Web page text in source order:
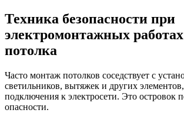
Техника безопасности при
электромонтажных работах
потолка
Часто монтаж потолков соседствует с
светильников, вытяжек и других
подключения к электросети. Это островок
опасности.